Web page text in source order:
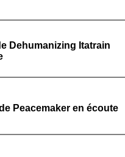
Dehumanizing Itatrain
Peacemaker en écoute